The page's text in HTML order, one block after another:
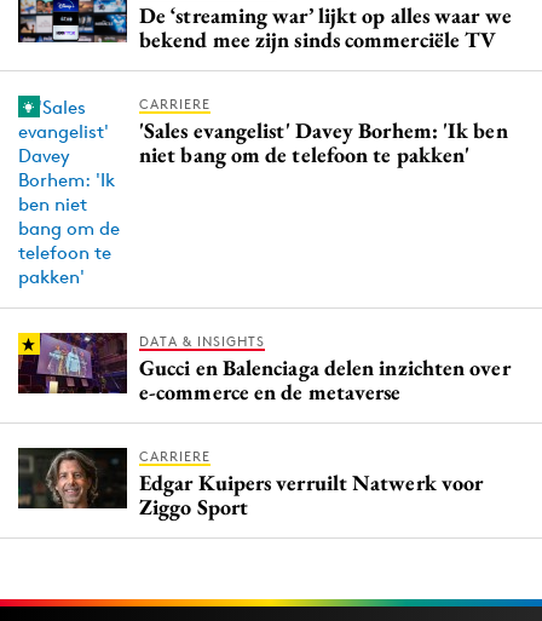
De ‘streaming war’ lijkt op alles waar we
bekend mee zijn sinds commerciële TV
CARRIERE
'Sales evangelist' Davey Borhem: 'Ik ben
niet bang om de telefoon te pakken'
DATA & INSIGHTS
Gucci en Balenciaga delen inzichten over
e-commerce en de metaverse
CARRIERE
Edgar Kuipers verruilt Natwerk voor
Ziggo Sport